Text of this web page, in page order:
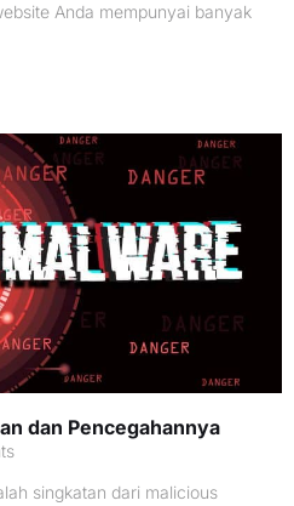
Anda mempunyai banyak
dan Pencegahannya
singkatan dari malicious